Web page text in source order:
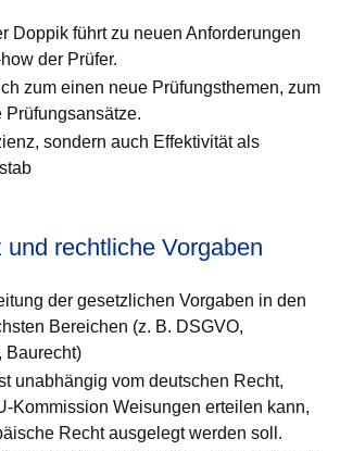
Doppik führt zu neuen Anforderungen
der Prüfer.
zum einen neue Prüfungsthemen, zum
Prü­fungsansätze.
sondern auch Effektivität als
und rechtliche Vorgaben
der gesetzlichen Vorgaben in den
Bereichen (z. B. DSGVO,
Baurecht)
unabhängig vom deutschen Recht,
Kommission Weisungen erteilen kann,
Recht ausgelegt werden soll.